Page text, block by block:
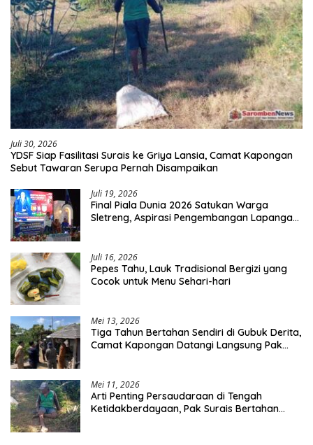
Juli 30, 2026
YDSF Siap Fasilitasi Surais ke Griya Lansia, Camat Kapongan
Sebut Tawaran Serupa Pernah Disampaikan
Juli 19, 2026
Final Piala Dunia 2026 Satukan Warga
Sletreng, Aspirasi Pengembangan Lapangan
Juli 16, 2026
Pepes Tahu, Lauk Tradisional Bergizi yang
Cocok untuk Menu Sehari-hari
Mei 13, 2026
Tiga Tahun Bertahan Sendiri di Gubuk Derita,
Camat Kapongan Datangi Langsung Pak
Mei 11, 2026
Arti Penting Persaudaraan di Tengah
Ketidakberdayaan, Pak Surais Bertahan